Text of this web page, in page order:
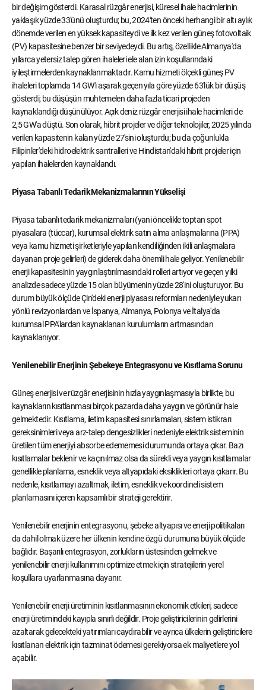
bir değişim gösterdi. Karasal rüzgâr enerjisi, küresel ihale hacimlerinin
yaklaşık yüzde 33'ünü oluşturdu; bu, 2024'ten önceki herhangi bir altı aylık
dönemde verilen en yüksek kapasiteydi ve ilk kez verilen güneş fotovoltaik
(PV) kapasitesine benzer bir seviyedeydi. Bu artış, özellikle Almanya'da
yıllarca yetersiz talep gören ihaleleri ele alan izin koşullarındaki
iyileştirmelerden kaynaklanmaktadır. Kamu hizmeti ölçekli güneş PV
ihaleleri toplamda 14 GW'ı aşarak geçen yıla göre yüzde 63'lük bir düşüş
gösterdi; bu düşüşün muhtemelen daha fazla ticari projeden
kaynaklandığı düşünülüyor. Açık deniz rüzgâr enerjisi ihale hacimleri de
2,5 GW'a düştü. Son olarak, hibrit projeler ve diğer teknolojiler, 2025 yılında
verilen kapasitenin kalan yüzde 27'sini oluşturdu; bu da çoğunlukla
Filipinler'deki hidroelektrik santralleri ve Hindistan'daki hibrit projeler için
yapılan ihalelerden kaynaklandı.
Piyasa Tabanlı Tedarik Mekanizmalarının Yükselişi
Piyasa tabanlı tedarik mekanizmaları (yani öncelikle toptan spot
piyasalara (tüccar), kurumsal elektrik satın alma anlaşmalarına (PPA)
veya kamu hizmeti şirketleriyle yapılan kendiliğinden ikili anlaşmalara
dayanan proje gelirleri) de giderek daha önemli hale geliyor. Yenilenebilir
enerji kapasitesinin yaygınlaştırılmasındaki rolleri artıyor ve geçen yılki
analizde sadece yüzde 15 olan büyümenin yüzde 28'ini oluşturuyor. Bu
durum büyük ölçüde Çin'deki enerji piyasası reformları nedeniyle yukarı
yönlü revizyonlardan ve İspanya, Almanya, Polonya ve İtalya'da
kurumsal PPA'lardan kaynaklanan kurulumların artmasından
kaynaklanıyor.
Yenilenebilir Enerjinin Şebekeye Entegrasyonu ve Kısıtlama Sorunu
Güneş enerjisi ve rüzgâr enerjisinin hızla yaygınlaşmasıyla birlikte, bu
kaynakların kısıtlanması birçok pazarda daha yaygın ve görünür hale
gelmektedir. Kısıtlama, iletim kapasitesi sınırlamaları, sistem istikrarı
gereksinimleri veya arz-talep dengesizlikleri nedeniyle elektrik sisteminin
üretilen tüm enerjiyi absorbe edememesi durumunda ortaya çıkar. Bazı
kısıtlamalar beklenir ve kaçınılmaz olsa da sürekli veya yaygın kısıtlamalar
genellikle planlama, esneklik veya altyapıdaki eksiklikleri ortaya çıkarır. Bu
nedenle, kısıtlamayı azaltmak, iletim, esneklik ve koordineli sistem
planlamasını içeren kapsamlı bir strateji gerektirir.
Yenilenebilir enerjinin entegrasyonu, şebeke altyapısı ve enerji politikaları
da dahil olmak üzere her ülkenin kendine özgü durumuna büyük ölçüde
bağlıdır. Başarılı entegrasyon, zorlukların üstesinden gelmek ve
yenilenebilir enerji kullanımını optimize etmek için stratejilerin yerel
koşullara uyarlanmasına dayanır.
Yenilenebilir enerji üretiminin kısıtlanmasının ekonomik etkileri, sadece
enerji üretimindeki kayıpla sınırlı değildir. Proje geliştiricilerinin gelirlerini
azaltarak gelecekteki yatırımları caydırabilir ve ayrıca ülkelerin geliştiricilere
kısıtlanan elektrik için tazminat ödemesi gerekiyorsa ek maliyetlere yol
açabilir.